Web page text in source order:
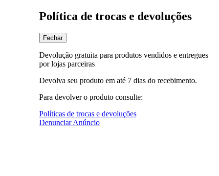
Política de trocas e devoluções
Fechar
Devolução gratuita para produtos vendidos e entregues
por lojas parceiras
Devolva seu produto em até 7 dias do recebimento.
Para devolver o produto consulte:
Políticas de trocas e devoluções
Denunciar Anúncio